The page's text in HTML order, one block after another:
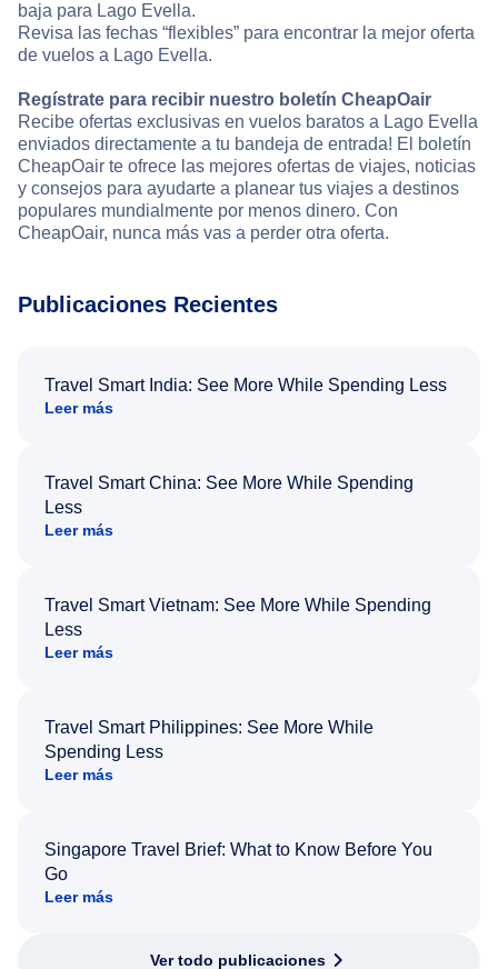
baja para Lago Evella.
Revisa las fechas “flexibles” para encontrar la mejor oferta
de vuelos a Lago Evella.
Regístrate para recibir nuestro boletín CheapOair
Recibe ofertas exclusivas en vuelos baratos a Lago Evella
enviados directamente a tu bandeja de entrada! El boletín
CheapOair te ofrece las mejores ofertas de viajes, noticias
y consejos para ayudarte a planear tus viajes a destinos
populares mundialmente por menos dinero. Con
CheapOair, nunca más vas a perder otra oferta.
Publicaciones Recientes
Travel Smart India: See More While Spending Less
Leer más
Travel Smart China: See More While Spending
Less
Leer más
Travel Smart Vietnam: See More While Spending
Less
Leer más
Travel Smart Philippines: See More While
Spending Less
Leer más
Singapore Travel Brief: What to Know Before You
Go
Leer más
Ver todo publicaciones